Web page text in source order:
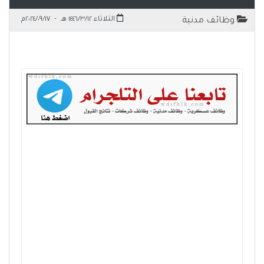
وظائف مدنية الثلاثاء ١٤٤٦/٣/١٢ هـ - ٢٠٢٤/٠٩/١٧م